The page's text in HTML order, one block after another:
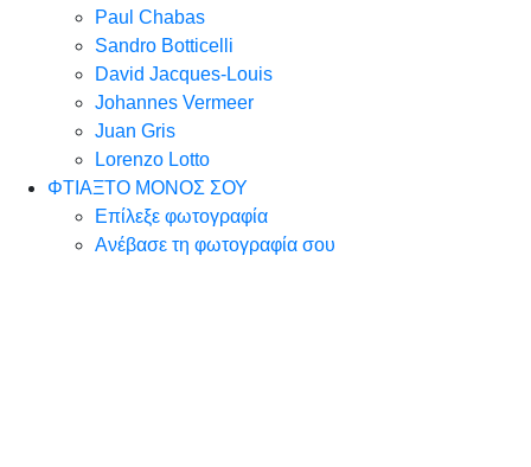
Paul Chabas
Sandro Botticelli
David Jacques-Louis
Johannes Vermeer
Juan Gris
Lorenzo Lotto
ΦΤΙΑΞΤΟ ΜΟΝΟΣ ΣΟΥ
Επίλεξε φωτογραφία
Ανέβασε τη φωτογραφία σου